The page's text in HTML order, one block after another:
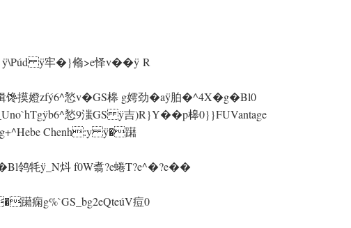
ÿ牢�}翛>e怿v�� ÿ R
嬁zfý6^悐v�GS槔 g嫮劲�a ÿ胉�^4X�g�Bl0
g ÿb6^悐9滍GS ÿ吉)R}Y��p槔0}}FUVantage
Chenh:y ÿ�躤
鸰牦 ÿ_N炓 f0W翥?e蜷T?e^�?e��
g%`GS_bg2eQteúV痘0